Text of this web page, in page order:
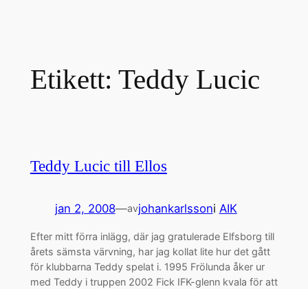
Etikett: Teddy Lucic
Teddy Lucic till Ellos
jan 2, 2008—avjohankarlssoni AIK
Efter mitt förra inlägg, där jag gratulerade Elfsborg till
årets sämsta värvning, har jag kollat lite hur det gått
för klubbarna Teddy spelat i. 1995 Frölunda åker ur
med Teddy i truppen 2002 Fick IFK-glenn kvala för att